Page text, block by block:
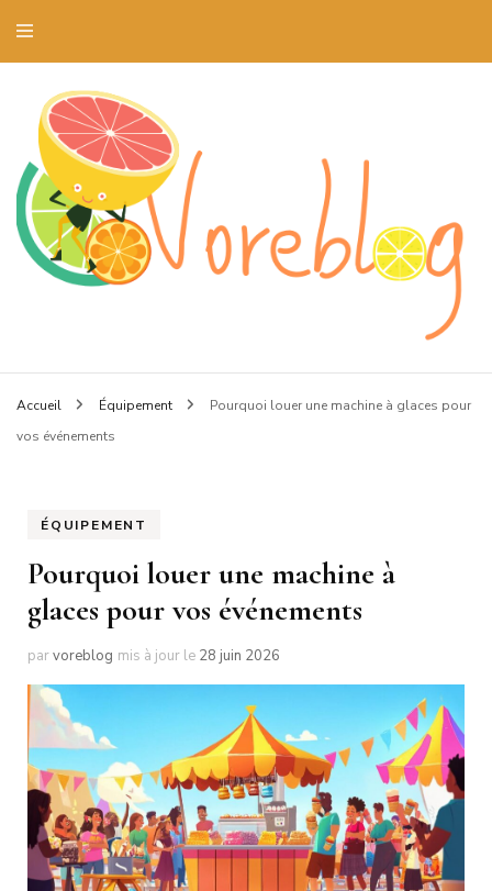
Voreblog
Accueil Équipement
Pourquoi louer une machine à glaces pour
vos événements
ÉQUIPEMENT
Pourquoi louer une machine à
glaces pour vos événements
parvoreblog mis à jour le 28 juin 2026